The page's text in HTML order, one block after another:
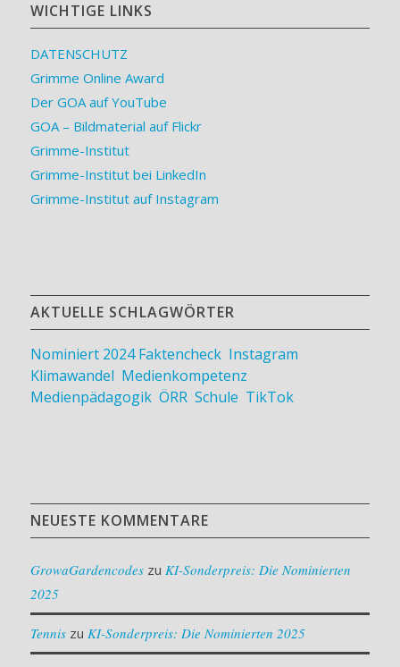
WICHTIGE LINKS
DATENSCHUTZ
Grimme Online Award
Der GOA auf YouTube
GOA – Bildmaterial auf Flickr
Grimme-Institut
Grimme-Institut bei LinkedIn
Grimme-Institut auf Instagram
AKTUELLE SCHLAGWÖRTER
Nominiert 2024 Faktencheck, Instagram
Klimawandel Medienkompetenz
Medienpädagogik, ÖRR, Schule TikTok
NEUESTE KOMMENTARE
GrowaGardencodeszu KI-Sonderpreis: Die Nominierten
2025
Tenniszu KI-Sonderpreis: Die Nominierten 2025